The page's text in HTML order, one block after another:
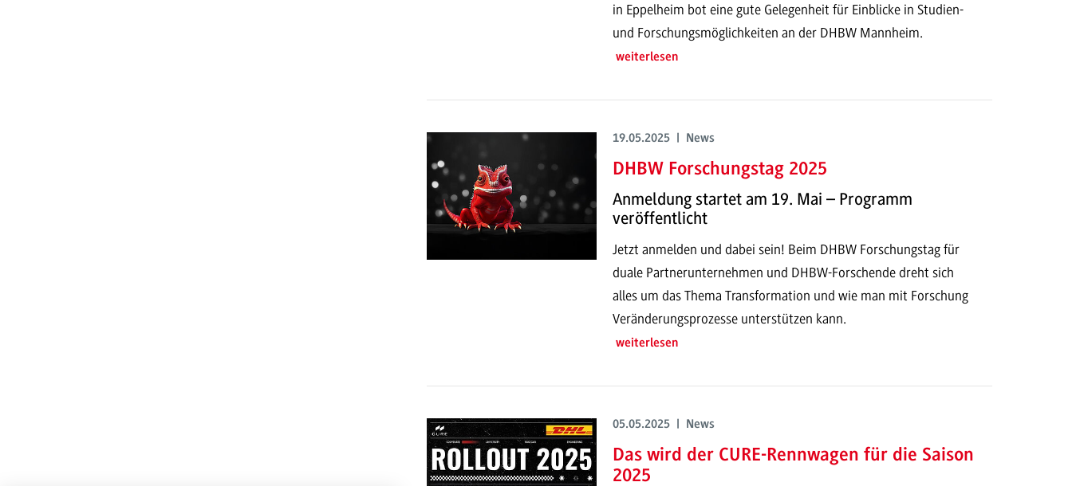
in Eppelheim bot eine gute Gelegenheit für Einblicke in Studien-
und Forschungsmöglichkeiten an der DHBW Mannheim.
weiterlesen
19.05.2025 | News
DHBW Forschungstag 2025
Anmeldung startet am 19. Mai – Programm
veröffentlicht
Jetzt anmelden und dabei sein! Beim DHBW Forschungstag für
duale Partnerunternehmen und DHBW-Forschende dreht sich
alles um das Thema Transformation und wie man mit Forschung
Veränderungsprozesse unterstützen kann.
weiterlesen
05.05.2025 | News
Das wird der CURE-Rennwagen für die Saison
2025